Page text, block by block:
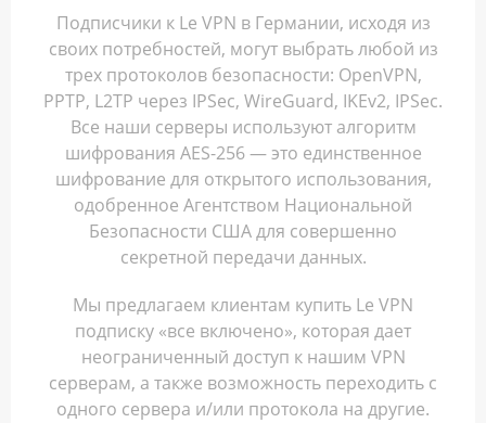
Подписчики к Le VPN в Германии, исходя из
своих потребностей, могут выбрать любой из
трех протоколов безопасности: OpenVPN,
PPTP, L2TP через IPSec, WireGuard, IKEv2, IPSec.
Все наши серверы используют алгоритм
шифрования AES-256 — это единственное
шифрование для открытого использования,
одобренное Агентством Национальной
Безопасности США для совершенно
секретной передачи данных.
Мы предлагаем клиентам купить Le VPN
подписку «все включено», которая дает
неограниченный доступ к нашим VPN
серверам, а также возможность переходить с
одного сервера и/или протокола на другие.